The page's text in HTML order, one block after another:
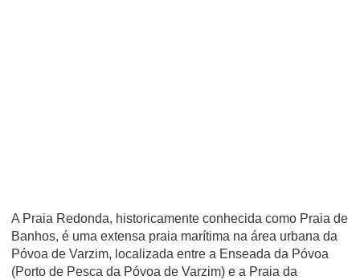
A Praia Redonda, historicamente conhecida como Praia de
Banhos, é uma extensa praia marí­tima na área urbana da
Póvoa de Varzim, localizada entre a Enseada da Póvoa
(Porto de Pesca da Póvoa de Varzim) e a Praia da